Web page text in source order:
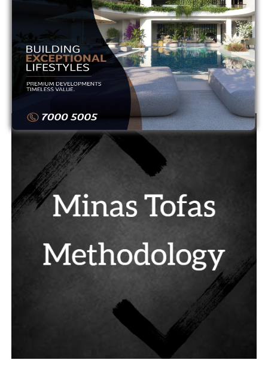
ΟΜΟΝΟΙΑ 0 0
13
ΟΜΟΝΟΙΑ ΑΡΑΔΙΠΠΟΥ 0 0
ΠΑΦΟΣ 0 0
ADVERTISEMENT